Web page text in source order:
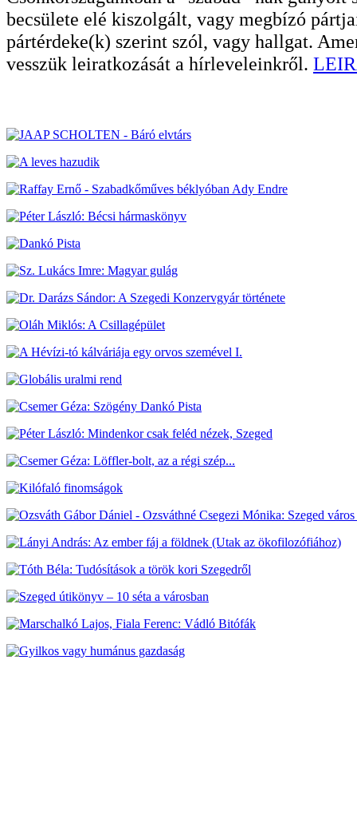
becsülete elé kiszolgált, vagy megbízó
pártérdeke(k) szerint szól, vagy hallgat.
vesszük leiratkozását a hírleveleinkről.